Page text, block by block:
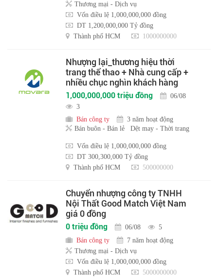
Thương mại - Dịch vụ
Vốn điều lệ 1,000,000,000 đồng
DT 1,200,000,000 Tỷ đồng
Thành phố HCM
1000000000
Nhượng lại_thương hiệu thời
trang thể thao + Nhà cung cấp +
nhiều chục nghìn khách hàng
1,000,000,000 triệu đồng
06/08
3
Bán công ty
3 năm hoạt động
Bán buôn - Bán lẻ
Dệt may - Thời trang
Vốn điều lệ 1,000,000,000 đồng
DT 300,300,000 Tỷ đồng
Thành phố HCM
500000000
Chuyển nhượng công ty TNHH
Nội Thất Good Match Việt Nam
giá 0 đồng
0 triệu đồng 06/08
5
Bán công ty
7 năm hoạt động
Thương mại - Dịch vụ
Vốn điều lệ 1,000,000,000 đồng
Thành phố HCM
5000000000